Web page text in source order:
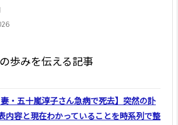
歩みを伝える記事
妻・五十嵐淳子さん急病で死去】突然の訃
内容と現在わかっていることを時系列で整